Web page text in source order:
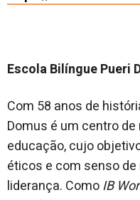
Escola Bilíngue Pueri
Com 58 anos de
Domus é um centro
educação, cujo
éticos e com senso
liderança. ComoIB